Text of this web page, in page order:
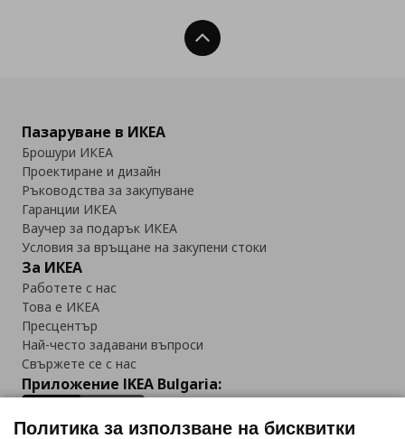
Нагоре
Пазаруване в ИКЕА
Брошури ИКЕА
Проектиране и дизайн
Ръководства за закупуване
Гаранции ИКЕА
Ваучер за подарък ИКЕА
Условия за връщане на закупени стоки
За ИКЕА
Работете с нас
Това е ИКЕА
Пресцентър
Най-често задавани въпроси
Свържете се с нас
Приложение IKEA Bulgaria:
Политика за използване на бисквитки